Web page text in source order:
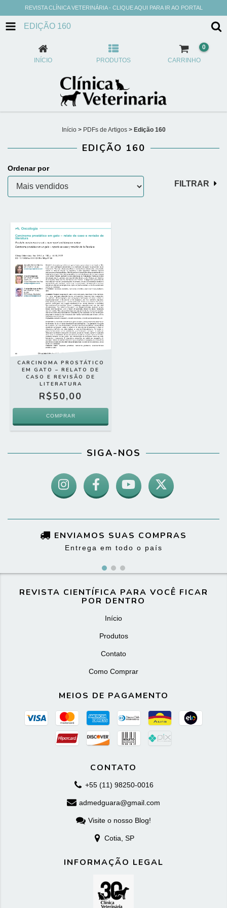
REVISTA CLÍNICA VETERINÁRIA - CLIQUE AQUI PARA IR AO PORTAL
EDIÇÃO 160
INÍCIO PRODUTOS CARRINHO
0
Início > PDFs de Artigos > Edição 160
EDIÇÃO 160
Ordenar por
FILTRAR
CARCINOMA PROSTÁTICO
EM GATO – RELATO DE
CASO E REVISÃO DE
LITERATURA
R$50,00
SIGA-NOS
ENVIAMOS SUAS COMPRAS
Entrega em todo o país
REVISTA CIENTÍFICA PARA VOCÊ FICAR
POR DENTRO
Início
Produtos
Contato
Como Comprar
MEIOS DE PAGAMENTO
CONTATO
+55 (11) 98250-0016
admedguara@gmail.com
Visite o nosso Blog!
Cotia, SP
INFORMAÇÃO LEGAL